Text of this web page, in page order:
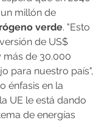
millón de
verde. "Esto
de US$
más de 30.000
para nuestro país",
énfasis en la
UE le está dando
de energías